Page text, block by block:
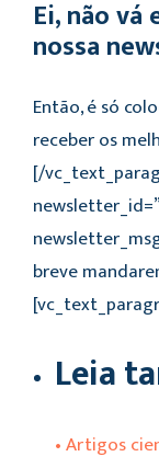
Ei, não vá
nossa
Então, é só
receber os
[/
breve
Leia
• Artigos